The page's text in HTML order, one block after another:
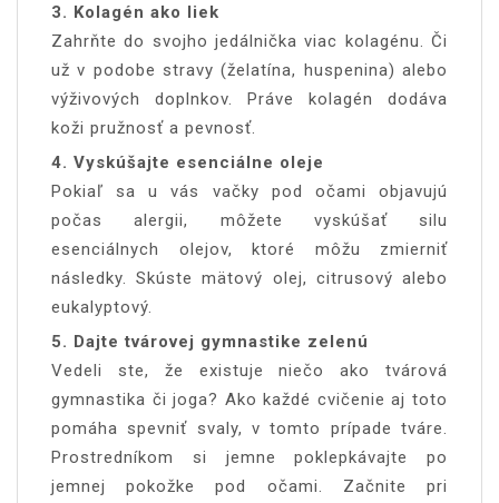
3. Kolagén ako liek
Zahrňte do svojho jedálnička viac kolagénu. Či
už v podobe stravy (želatína, huspenina) alebo
výživových doplnkov. Práve kolagén dodáva
koži pružnosť a pevnosť.
4. Vyskúšajte esenciálne oleje
Pokiaľ sa u vás vačky pod očami objavujú
počas alergii, môžete vyskúšať silu
esenciálnych olejov, ktoré môžu zmierniť
následky. Skúste mätový olej, citrusový alebo
eukalyptový.
5. Dajte tvárovej gymnastike zelenú
Vedeli ste, že existuje niečo ako tvárová
gymnastika či joga? Ako každé cvičenie aj toto
pomáha spevniť svaly, v tomto prípade tváre.
Prostredníkom si jemne poklepkávajte po
jemnej pokožke pod očami. Začnite pri